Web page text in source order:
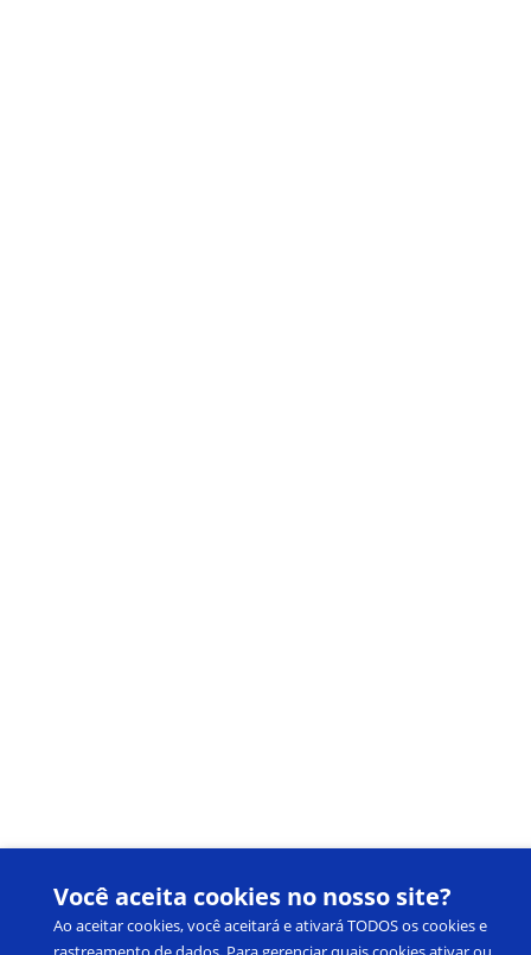
Você aceita cookies no nosso site?
Ao aceitar cookies, você aceitará e ativará TODOS os cookies e